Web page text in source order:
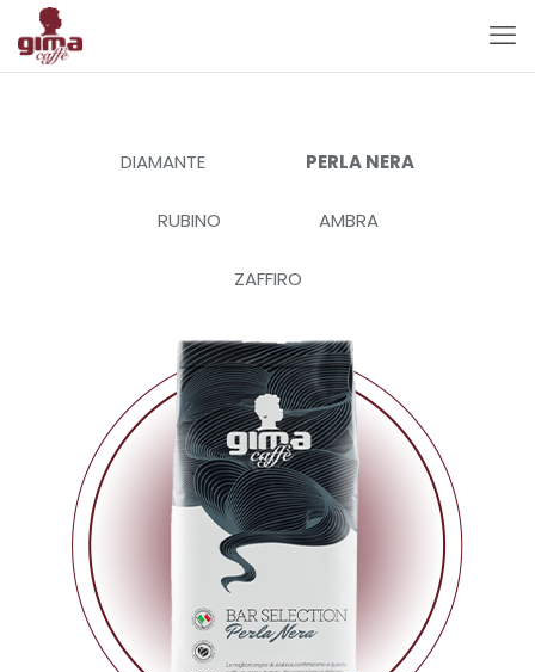
DIAMANTE PERLA NERA
RUBINO AMBRA
ZAFFIRO